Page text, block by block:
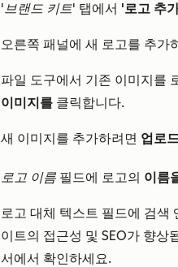
'브랜드 키트' 탭에서 '로고 추
오른쪽 패널에 새 로고를 추가
파일 도구에서 기존 이미지를
이미지를 클릭합니다.
새 이미지를 추가하려면 업로
로고 이름 필드에 로고의 이름
로고 대체 텍스트 필드에 검색
이트의 접근성 및 SEO가 향
서에서 확인하세요.